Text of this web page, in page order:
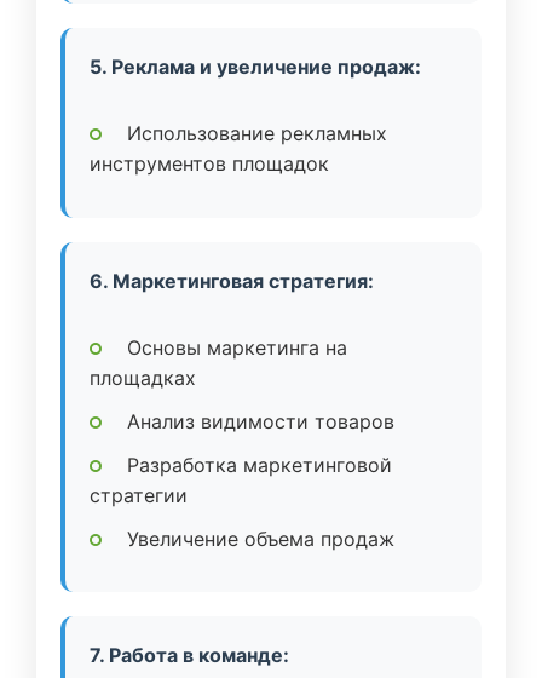
5. Реклама и увеличение продаж:
Использование рекламных
инструментов площадок
6. Маркетинговая стратегия:
Основы маркетинга на
площадках
Анализ видимости товаров
Разработка маркетинговой
стратегии
Увеличение объема продаж
7. Работа в команде: